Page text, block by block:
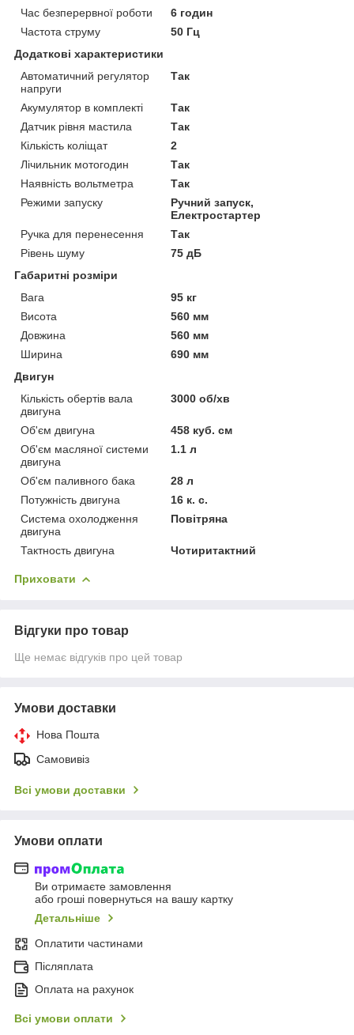
Час безперервної роботи
6 годин
Частота струму
50 Гц
Додаткові характеристики
Автоматичний регулятор
напруги
Так
Акумулятор в комплекті
Так
Датчик рівня мастила
Так
Кількість коліщат
2
Лічильник мотогодин
Так
Наявність вольтметра
Так
Режими запуску
Ручний запуск,
Електростартер
Ручка для перенесення
Так
Рівень шуму
75 дБ
Габаритні розміри
Вага
95 кг
Висота
560 мм
Довжина
560 мм
Ширина
690 мм
Двигун
Кількість обертів вала
двигуна
3000 об/хв
Об'єм двигуна
458 куб. см
Об'єм масляної системи
двигуна
1.1 л
Об'єм паливного бака
28 л
Потужність двигуна
16 к. с.
Система охолодження
двигуна
Повітряна
Тактность двигуна Чотиритактний
Приховати
Відгуки про товар
Ще немає відгуків про цей товар
Умови доставки
Нова Пошта
Самовивіз
Всі умови доставки
Умови оплати
Ви отримаєте замовлення
або гроші повернуться на вашу картку
Детальніше
Оплатити частинами
Післяплата
Оплата на рахунок
Всі умови оплати